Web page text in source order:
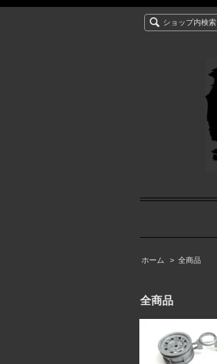
ショップ内検索
ホーム > 全商品
全商品